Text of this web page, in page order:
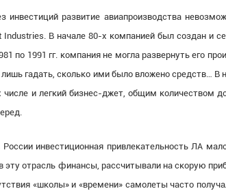
инвестиций развитие авиапроизводства
Industries. В начале 80-х компанией был создан и
по 1991 гг. компания не могла развернуть его
гадать, сколько ими было вложено средств…
числе и легкий бизнес-джет, общим количеством
инвестиционная привлекательность ЛА
эту отрасль финансы, рассчитывали на скорую
«школы» и «времени» самолеты часто